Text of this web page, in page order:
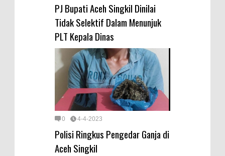
PJ Bupati Aceh Singkil Dinilai
Tidak Selektif Dalam Menunjuk
PLT Kepala Dinas
0 4-4-2023
Polisi Ringkus Pengedar Ganja di
Aceh Singkil